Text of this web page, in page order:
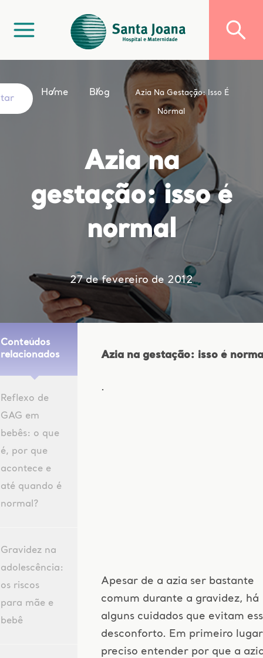
Home Blog Azia Na Gestação: Isso É
Normal
Azia na
gestação: isso é
normal
27 de fevereiro de 2012
Conteúdos
relacionados
Reflexo de
GAG em
bebês: o que
é, por que
acontece e
até quando é
normal?
Gravidez na
adolescência:
os riscos
para mãe e
bebê
Azia na gestação: isso é
.
Apesar de a azia ser bastante
comum durante a gravidez, há
alguns cuidados que evitam
desconforto. Em primeiro
preciso entender por que a